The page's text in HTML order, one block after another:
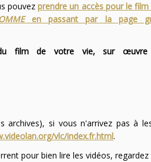
pouvezprendre un accès pour le film
en passant par la page
du film de votre vie, sur
archives), si vous n'arrivez pas à
vlc/index.fr.html.
pour bien lire les vidéos,